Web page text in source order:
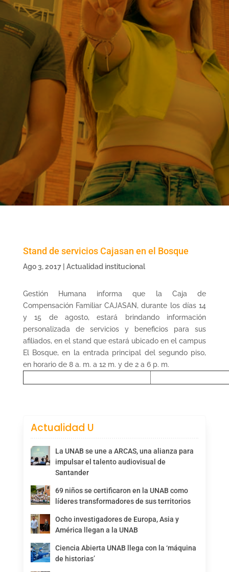
Stand de servicios Cajasan en el Bosque
Ago 3, 2017| Actualidad institucional
Gestión Humana informa que la Caja de
Compensación Familiar CAJASAN, durante los días 14
y 15 de agosto, estará brindando información
personalizada de servicios y beneficios para sus
afiliados, en el stand que estará ubicado en el campus
El Bosque, en la entrada principal del segundo piso,
en horario de 8 a. m. a 12 m. y de 2 a 6 p. m.
Actualidad U
La UNAB se une a ARCAS, una alianza para
impulsar el talento audiovisual de
Santander
69 niños se certificaron en la UNAB como
líderes transformadores de sus territorios
Ocho investigadores de Europa, Asia y
América llegan a la UNAB
Ciencia Abierta UNAB llega con la ‘máquina
de historias’